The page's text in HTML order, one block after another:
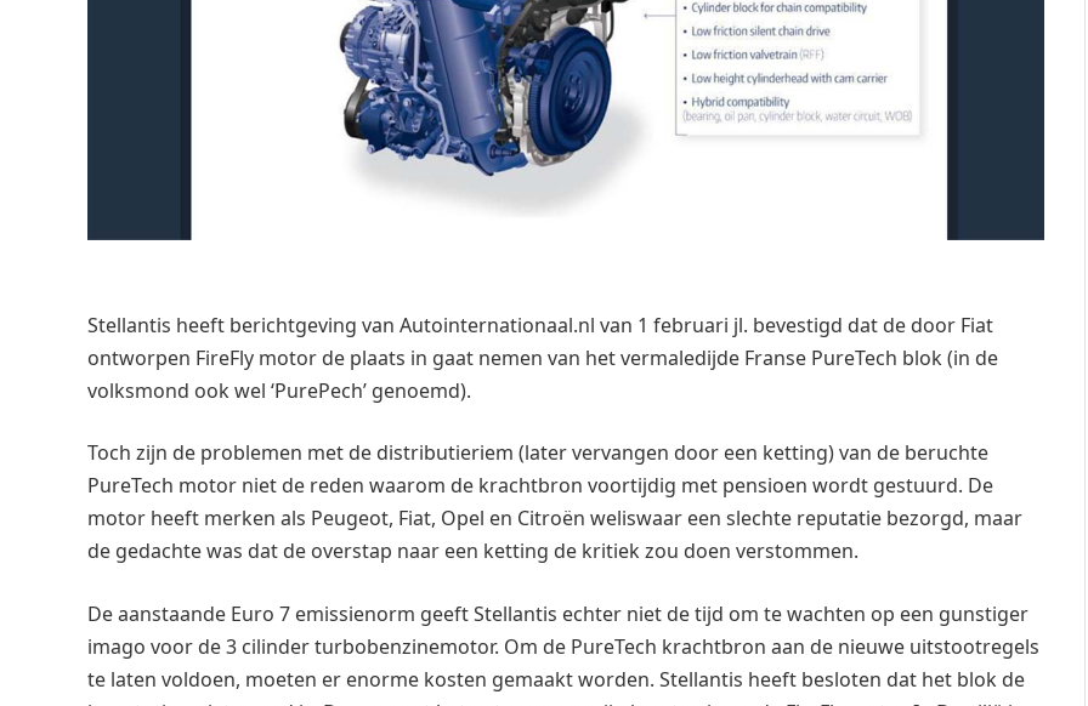
Stellantis heeft berichtgeving van Autointernationaal.nl van 1 februari jl. bevestigd dat de door Fiat
ontworpen FireFly motor de plaats in gaat nemen van het vermaledijde Franse PureTech blok (in de
volksmond ook wel ‘PurePech’ genoemd).
Toch zijn de problemen met de distributieriem (later vervangen door een ketting) van de beruchte
PureTech motor niet de reden waarom de krachtbron voortijdig met pensioen wordt gestuurd. De
motor heeft merken als Peugeot, Fiat, Opel en Citroën weliswaar een slechte reputatie bezorgd, maar
de gedachte was dat de overstap naar een ketting de kritiek zou doen verstommen.
De aanstaande Euro 7 emissienorm geeft Stellantis echter niet de tijd om te wachten op een gunstiger
imago voor de 3 cilinder turbobenzinemotor. Om de PureTech krachtbron aan de nieuwe uitstootregels
te laten voldoen, moeten er enorme kosten gemaakt worden. Stellantis heeft besloten dat het blok de